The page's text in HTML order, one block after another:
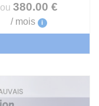
ou 380.00 €
/ mois i